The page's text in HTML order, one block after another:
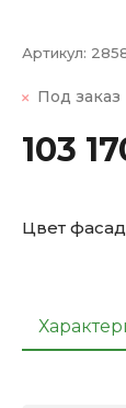
Артикул:
Под заказ
103
Цвет